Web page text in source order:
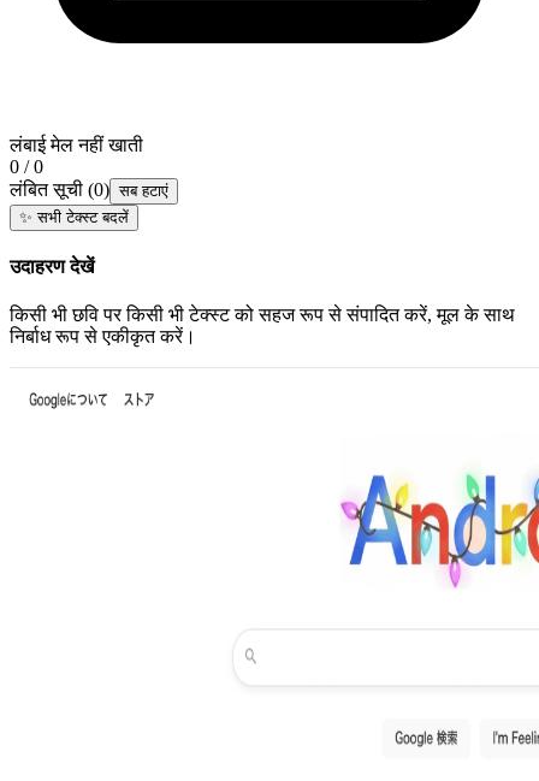
लंबाई मेल नहीं खाती
0 / 0
लंबित सूची (0) सब हटाएं
✨सभी टेक्स्ट बदलें
उदाहरण देखें
किसी भी छवि पर किसी भी टेक्स्ट को सहज रूप से संपादित करें, मूल के साथ
निर्बाध रूप से एकीकृत करें।